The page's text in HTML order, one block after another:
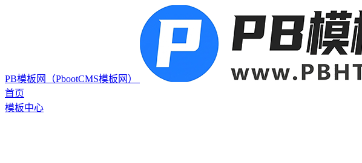
PB模板网（PbootCMS模板网）
首页
模板中心